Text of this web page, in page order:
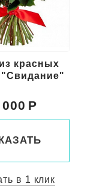
красных
"Свидание"
в 1 клик